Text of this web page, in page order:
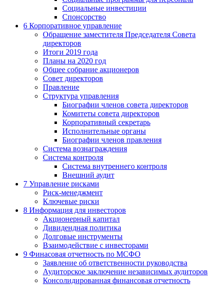
Социальные инвестиции
Спонсорство
6 Корпоративное управление
Обращение заместителя Председателя Совета
директоров
Итоги 2019 года
Планы на 2020 год
Общее собрание акционеров
Совет директоров
Правление
Структура управления
Биографии членов совета директоров
Комитеты совета директоров
Корпоративный секретарь
Исполнительные органы
Биографии членов правления
Система вознаграждения
Система контроля
Система внутреннего контроля
Внешний аудит
7 Управление рисками
Риск-менеджмент
Ключевые риски
8 Информация для инвесторов
Акционерный капитал
Дивидендная политика
Долговые инструменты
Взаимодействие с инвеcторами
9 Финасовая отчетность по МСФО
Заявление об ответственности руководства
Аудиторское заключение независимых аудиторов
Консолидированная финансовая отчетность